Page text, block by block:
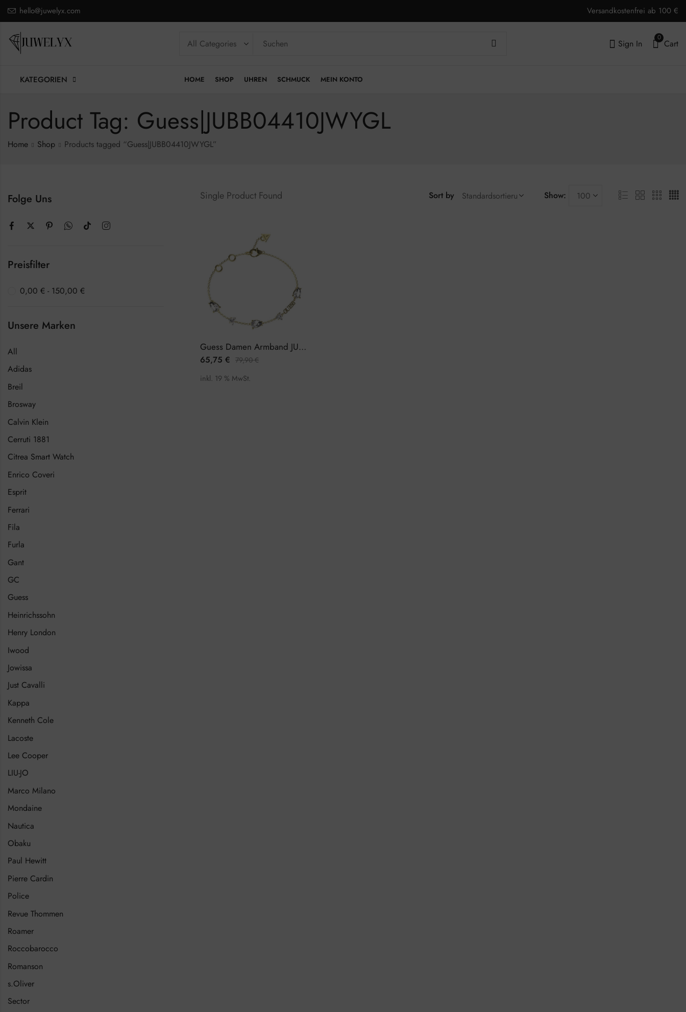
hello@juwelyx.com Versandkostenfrei ab 100 €
Sign In
0
Cart
KATEGORIEN HOME SHOP UHREN SCHMUCK MEIN KONTO
Product Tag: Guess|JUBB04410JWYGL
Home Shop Products tagged “Guess|JUBB04410JWYGL”
Single Product Found Sort by Show:
Guess Damen Armband JUBB04410JWYGL
65,75 € 79,90€
inkl. 19 % MwSt.
Folge Uns
Preisfilter
0,00 € - 150,00 €
Unsere Marken
All
Adidas
Breil
Brosway
Calvin Klein
Cerruti 1881
Citrea Smart Watch
Enrico Coveri
Esprit
Ferrari
Fila
Furla
Gant
GC
Guess
Heinrichssohn
Henry London
Iwood
Jowissa
Just Cavalli
Kappa
Kenneth Cole
Lacoste
Lee Cooper
LIU-JO
Marco Milano
Mondaine
Nautica
Obaku
Paul Hewitt
Pierre Cardin
Police
Revue Thommen
Roamer
Roccobarocco
Romanson
s.Oliver
Sector